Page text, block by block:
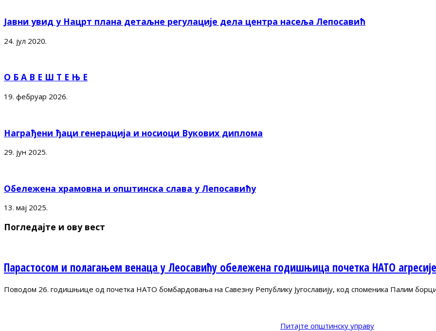
Јавни увид у Нацрт плана детаљне регулације дела центра насеља Лепосавић
24. јул 2020.
О Б А В Е Ш Т Е Њ Е
19. фебруар 2026.
Награђени ђаци генерација и носиоци Вукових диплома
29. јун 2025.
Обележена храмовна и општинска слава у Лепосавићу
13. мај 2025.
Погледајте и ову вест
Парастосом и полагањем венаца у Леосавићу обележена годишњица почетка НАТО агресије
Поводом 26. годишњице од почетка НАТО бомбардовања на Савезну Републику Југославију, код споменика Палим
Питајте општинску управу